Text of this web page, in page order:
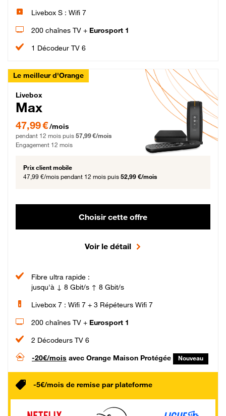
Livebox S : Wifi 7
200 chaînes TV + Eurosport 1
1 Décodeur TV 6
Le meilleur d'Orange
Livebox Max Fibre
Livebox
Max
47,99 € par mois pendant 12 mois puis 57,99 € par mois, Engagement 12 mois
47,99 €/mois
pendant 12 mois puis 57,99 €/mois
Engagement 12 mois
Prix client mobile
47,99 €/mois pendant 12 mois puis 52,99 €/mois
Choisir cette offre
Voir le détail
Fibre ultra rapide :
jusqu'à ↓ 8 Gbit/s ↑ 8 Gbit/s
Livebox 7 : Wifi 7 + 3 Répéteurs Wifi 7
200 chaînes TV + Eurosport 1
2 Décodeurs TV 6
-20€/mois avec Orange Maison Protégée Nouveau
-5€/mois de remise par plateforme